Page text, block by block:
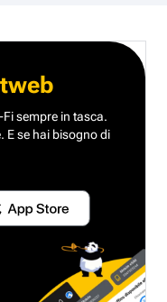
sempre in tasca.
E se hai bisogno di